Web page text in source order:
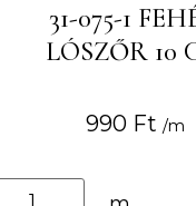
31-075-1
LÓSZŐR 10
990 Ft /m